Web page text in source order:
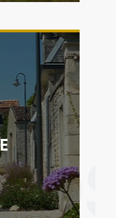
disposition
l'instruction
des sols"